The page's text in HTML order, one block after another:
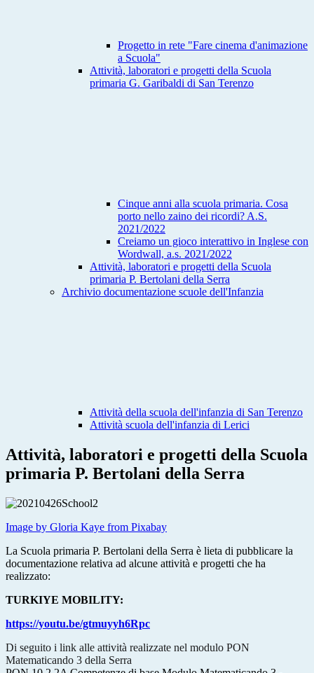
Progetto in rete "Fare cinema d'animazione
a Scuola"
Attività, laboratori e progetti della Scuola
primaria G. Garibaldi di San Terenzo
Cinque anni alla scuola primaria. Cosa
porto nello zaino dei ricordi? A.S.
2021/2022
Creiamo un gioco interattivo in Inglese con
Wordwall, a.s. 2021/2022
Attività, laboratori e progetti della Scuola
primaria P. Bertolani della Serra
Archivio documentazione scuole dell'Infanzia
Attività della scuola dell'infanzia di San Terenzo
Attività scuola dell'infanzia di Lerici
Attività, laboratori e progetti della Scuola
primaria P. Bertolani della Serra
Image by Gloria Kaye from Pixabay
La Scuola primaria P. Bertolani della Serra è lieta di pubblicare la
documentazione relativa ad alcune attività e progetti che ha
realizzato:
TURKIYE MOBILITY:
https://youtu.be/gtmuyyh6Rpc
Di seguito i link alle attività realizzate nel modulo PON
Matematicando 3 della Serra